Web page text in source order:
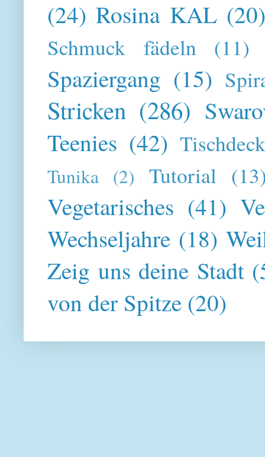
(24) Rosina KAL
Schmuck fädeln (11)
Spaziergang (15)
Stricken (286)
Teenies (42)
Tunika (2) Tutorial
Vegetarisches (41)
Wechseljahre (18)
Zeig uns deine Stadt
von der Spitze (20)